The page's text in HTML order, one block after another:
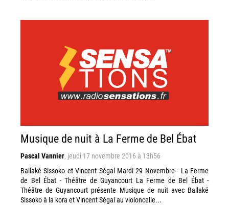
Musique de nuit à La Ferme de Bel Ébat
Pascal Vannier, jeudi 17 novembre 2016 à 13h56
Ballaké Sissoko et Vincent Ségal Mardi 29 Novembre - La Ferme
de Bel Ébat - Théâtre de Guyancourt La Ferme de Bel Ébat -
Théâtre de Guyancourt présente Musique de nuit avec Ballaké
Sissoko à la kora et Vincent Ségal au violoncelle...